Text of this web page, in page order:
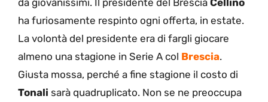
ha furiosamente respinto ogni offerta, in estate.
La volontà del presidente era di fargli giocare
almeno una stagione in Serie A col Brescia.
Giusta mossa, perché a fine stagione il costo di
Tonali sarà quadruplicato. Non se ne preoccupa